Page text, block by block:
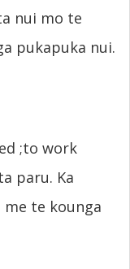
nui mo te
pukapuka nui.
;to work
paru. Ka
te kounga